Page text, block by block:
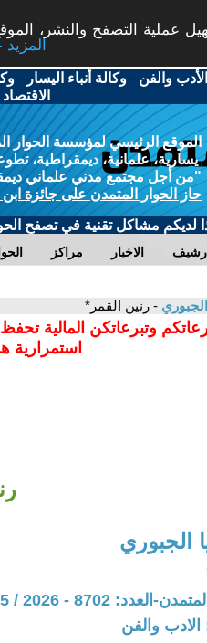
عملية التصفح والنشر،
More info - المزيد
الأدب والفن -وكالة أنباء اليسار -
الاقتصاد
الموقع الرئيسي لمؤسسة الحوار
يسارية، علمانية، ديمقراطية،
"من أجل مجتمع مدني علماني
حاز الحوار المتمدن على جائزة
لديكم مشاكل تقنية في تصفح
مراكز الاخبار
الجبوري - رنين القمر*
وتبرعاتكن المالية
استمرارية
الجبوري
8702 - 2026 / 5 / 9 - 18:55
الادب والفن